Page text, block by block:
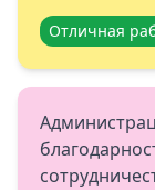
Отличная